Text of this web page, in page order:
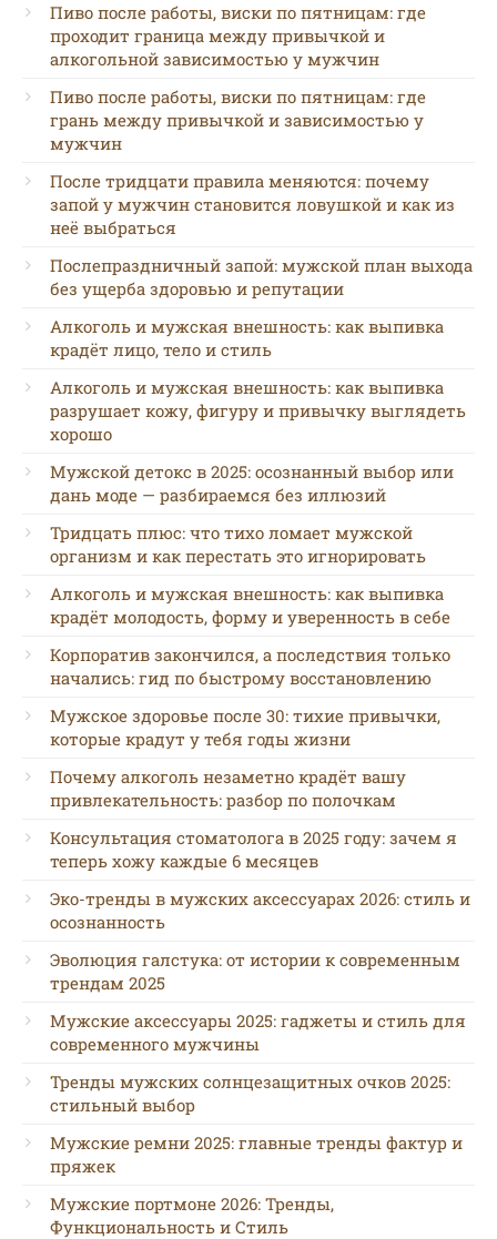
Пиво после работы, виски по пятницам: где
проходит граница между привычкой и
алкогольной зависимостью у мужчин
Пиво после работы, виски по пятницам: где
грань между привычкой и зависимостью у
мужчин
После тридцати правила меняются: почему
запой у мужчин становится ловушкой и как из
неё выбраться
Послепраздничный запой: мужской план выхода
без ущерба здоровью и репутации
Алкоголь и мужская внешность: как выпивка
крадёт лицо, тело и стиль
Алкоголь и мужская внешность: как выпивка
разрушает кожу, фигуру и привычку выглядеть
хорошо
Мужской детокс в 2025: осознанный выбор или
дань моде — разбираемся без иллюзий
Тридцать плюс: что тихо ломает мужской
организм и как перестать это игнорировать
Алкоголь и мужская внешность: как выпивка
крадёт молодость, форму и уверенность в себе
Корпоратив закончился, а последствия только
начались: гид по быстрому восстановлению
Мужское здоровье после 30: тихие привычки,
которые крадут у тебя годы жизни
Почему алкоголь незаметно крадёт вашу
привлекательность: разбор по полочкам
Консультация стоматолога в 2025 году: зачем я
теперь хожу каждые 6 месяцев
Эко-тренды в мужских аксессуарах 2026: стиль и
осознанность
Эволюция галстука: от истории к современным
трендам 2025
Мужские аксессуары 2025: гаджеты и стиль для
современного мужчины
Тренды мужских солнцезащитных очков 2025:
стильный выбор
Мужские ремни 2025: главные тренды фактур и
пряжек
Мужские портмоне 2026: Тренды,
Функциональность и Стиль